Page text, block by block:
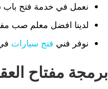
نعمل في خدمة فتح باب
لدينا افضل معلم صب
نوفر فني فتح سيارات
برمجة مفتاح